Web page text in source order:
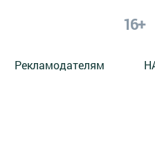
16+
Рекламодателям